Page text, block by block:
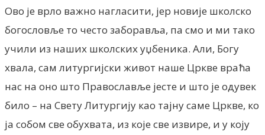
Ово je врло важно нагласити, јер новије школско
богословље то често заборавља, па смо и ми тако
учили из наших школских уџбеника. Али, Богу
хвала, сам литургијски живот наше Цркве враћа
нас на оно што Православље јесте и што је одувек
било – на Свету Литургију као тајну саме Цркве, ко
ja собом све обухвата, из које све извире, и у коју